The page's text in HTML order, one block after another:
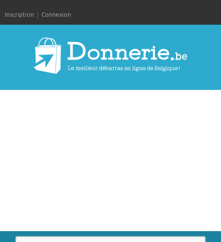
Inscription Connexion